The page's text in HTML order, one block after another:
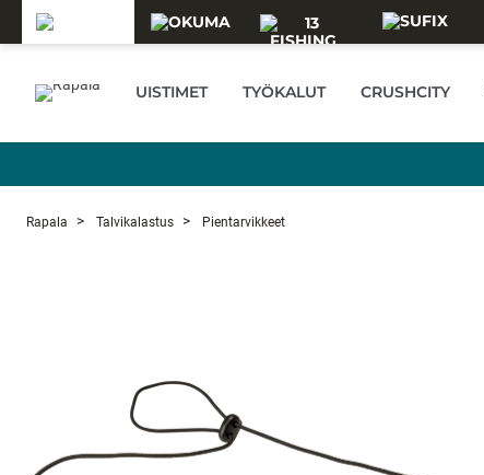
UISTIMET TYÖKALUT CRUSHCITY
Rapala Talvikalastus Pientarvikkeet